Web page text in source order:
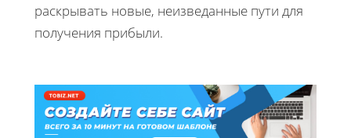
раскрывать новые, неизведанные пути для
получения прибыли.